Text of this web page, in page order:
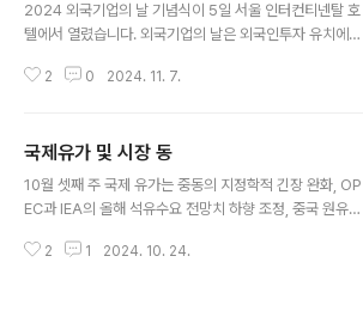
2024 외국기업의 날 기념식이 5일 서울 인터컨티넨탈 호
텔에서 열렸습니다. 외국기업의 날은 외국인투자 유치에
대한 지속적인 관심과 투자를 유도하기 위해 마련한 날입
체코 대사, 주한 일본‧중국‧스웨덴 상공회의소 대표, 외국인
투자유치 유공자 등 160여 명이 참석했습니다. 외국인직
접투자는 2022년과 2023년 2년 연속 300억 달러 이상
도 3분기까지 252억 달러를 유치, 실적 집계가 시작된 19
2 0 2024. 11. 7.
국제유가 및 시장 동
10월 셋째 주 국제 유가는 중동의 지정학적 긴장 완화, OP
EC과 IEA의 올해 석유수요 전망치 하향 조정, 중국 원유정
네타냐후 총리는 이란의 이스라엘 미사일 공격(10.1)에 대
2 1 2024. 10. 24.